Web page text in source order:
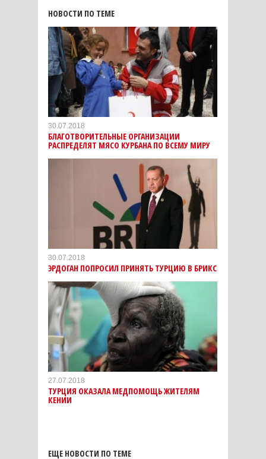
НОВОСТИ ПО ТЕМЕ
30.07.2018
БЛАГОТВОРИТЕЛЬНЫЕ ОРГАНИЗАЦИИ
РАСПРЕДЕЛЯТ МЯСО КУРБАНА ПО ВСЕМУ МИРУ
30.07.2018
ЭРДОГАН ПОПРОСИЛ ПРИНЯТЬ ТУРЦИЮ В БРИКС‍
27.07.2018
ТУРЦИЯ ОКАЗАЛА МЕДПОМОЩЬ ЖИТЕЛЯМ
КЕНИИ
ЕЩЕ НОВОСТИ ПО ТЕМЕ